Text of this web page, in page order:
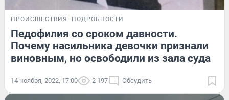
ПРОИСШЕСТВИЯ ПОДРОБНОСТИ
Педофилия со сроком давности.
Почему насильника девочки признали
виновным, но освободили из зала суда
14 ноября, 2022, 17:00 2 197 Обсудить